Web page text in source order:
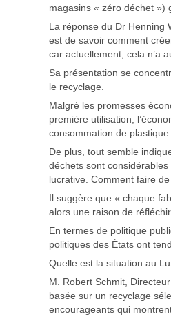
magasins « zéro déchet »)
La réponse du Dr Henning
est de savoir comment
car actuellement, cela n’a
Sa présentation se
le recyclage.
Malgré les promesses
première utilisation,
consommation de
De plus, tout semble
déchets sont
lucrative. Comment faire
Il suggère que « chaque
alors une raison de
En termes de politique
politiques des États ont
Quelle est la situation au
M. Robert Schmit,
basée sur un recyclage
encourageants qui